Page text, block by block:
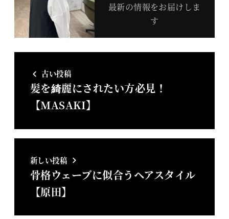
最新の情報をお届けしま
す
古い投稿
髪を綺麗にされたい方必見！
【MASAKI】
新しい投稿
骨格ウェーブに似合うヘアスタイル
【原田】